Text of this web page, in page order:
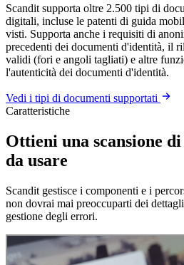
Scandit supporta oltre 2.500 tipi di
digitali, incluse le patenti di guida
visti. Supporta anche i requisiti di
precedenti dei documenti d'identità, il
validi (fori e angoli tagliati) e altre
l'autenticità dei documenti d'identità.
Vedi i tipi di documenti supportati
Caratteristiche
Ottieni una scansione
da usare
Scandit gestisce i componenti e i
non dovrai mai preoccuparti dei
gestione degli errori.